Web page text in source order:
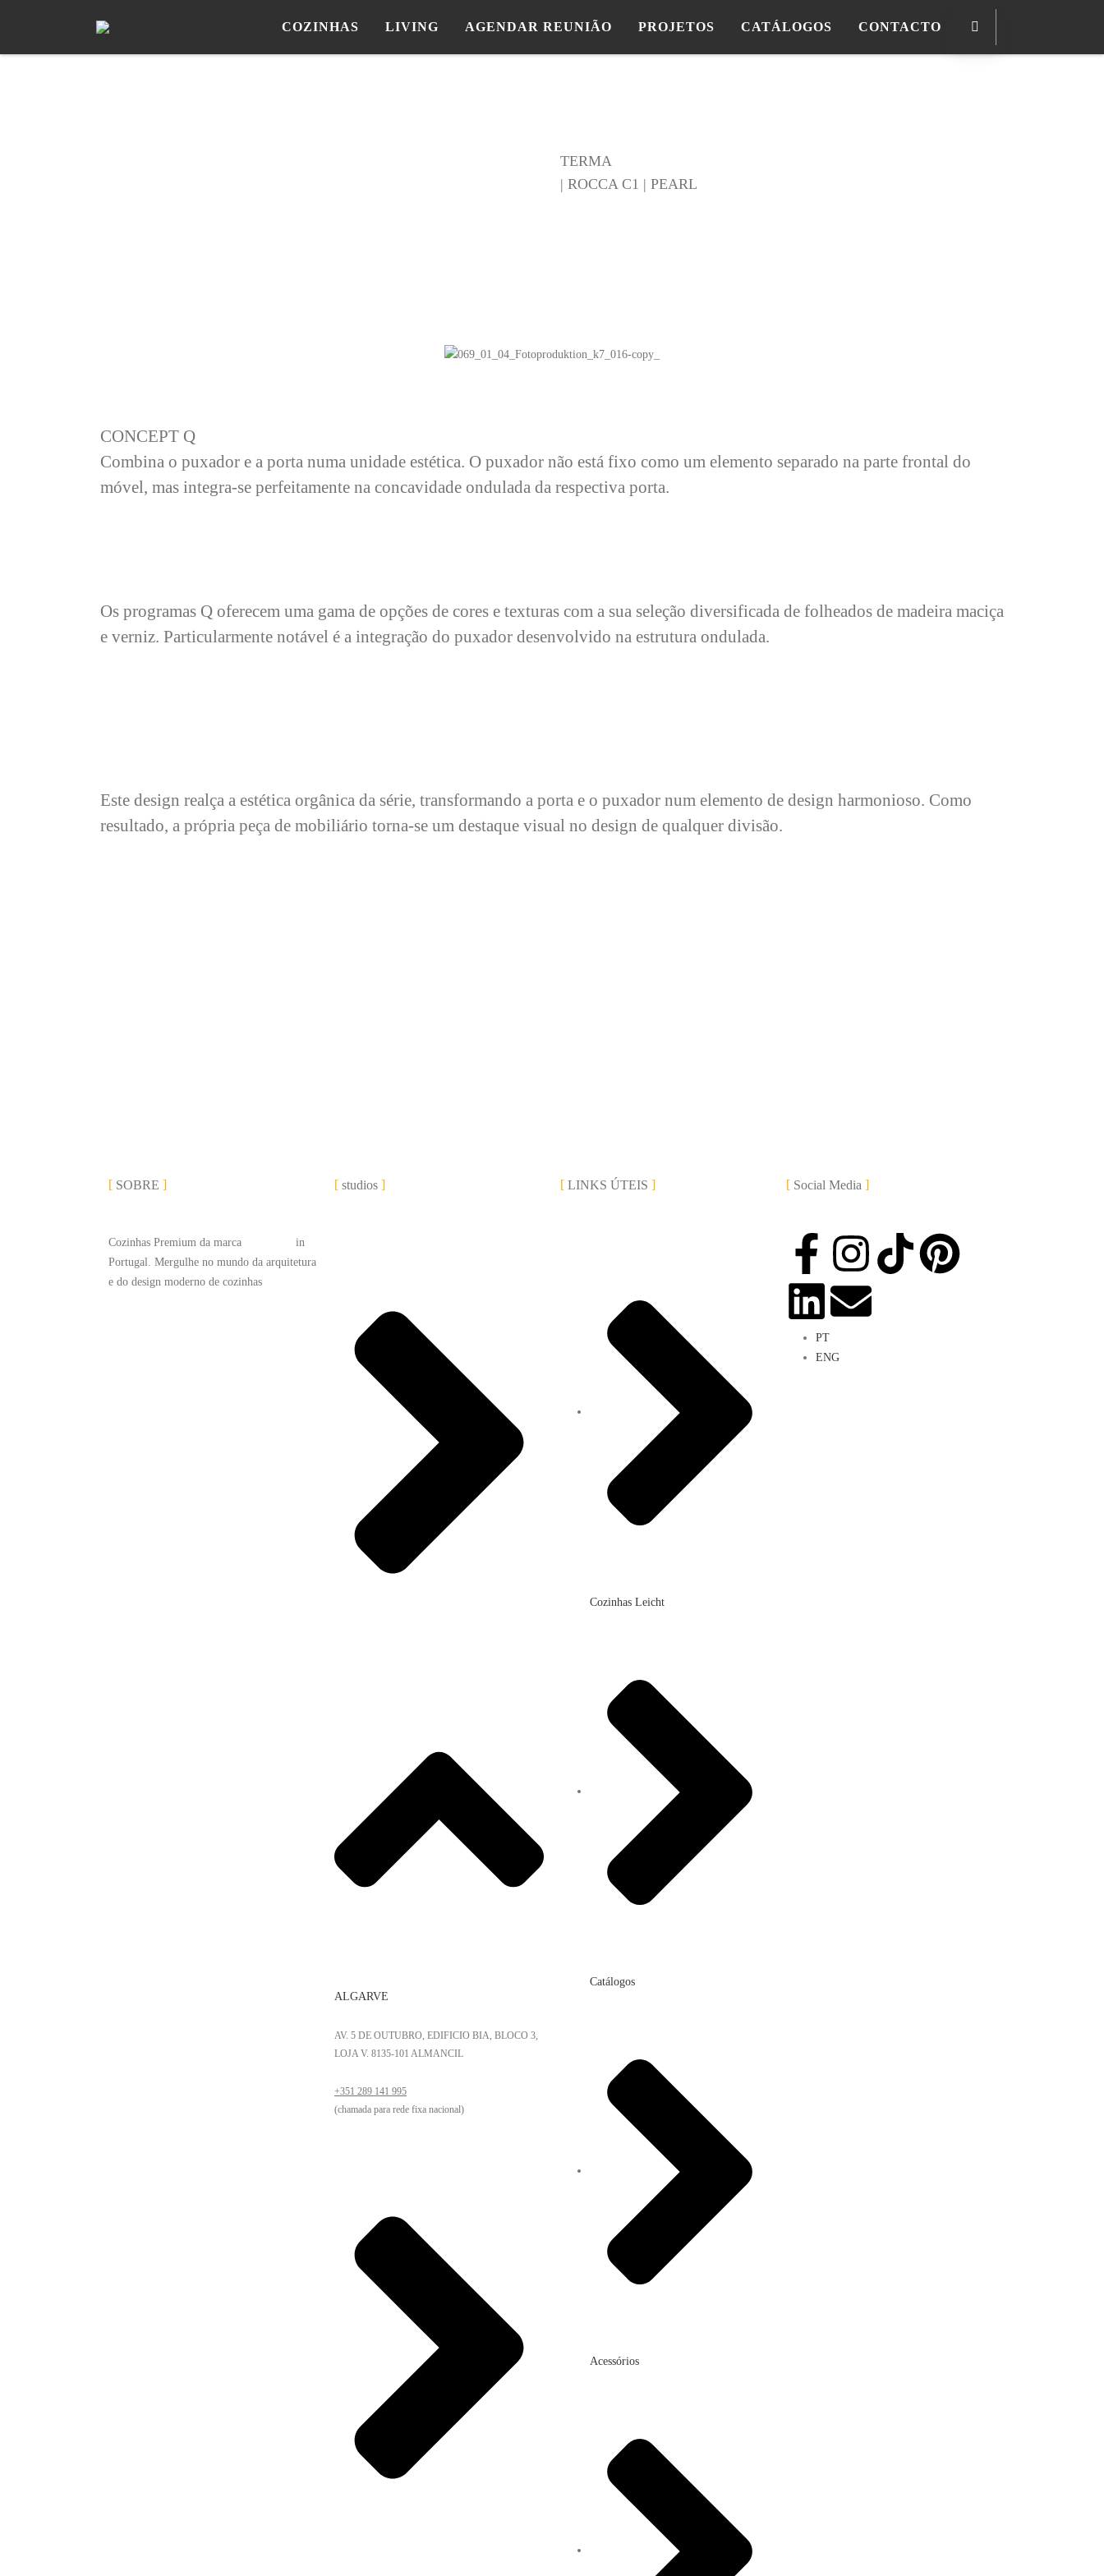
COZINHAS LIVING AGENDAR REUNIÃO PROJETOS CATÁLOGOS CONTACTO
TERMA
| ROCCA C1 | PEARL
CONCEPT Q
Combina o puxador e a porta numa unidade estética. O puxador não está fixo como um elemento separado na parte frontal do
móvel, mas integra-se perfeitamente na concavidade ondulada da respectiva porta.
Os programas Q oferecem uma gama de opções de cores e texturas com a sua seleção diversificada de folheados de madeira maciça
e verniz. Particularmente notável é a integração do puxador desenvolvido na estrutura ondulada.
Este design realça a estética orgânica da série, transformando a porta e o puxador num elemento de design harmonioso. Como
resultado, a própria peça de mobiliário torna-se um destaque visual no design de qualquer divisão.
SOBRE
Cozinhas Premium da marca
in
Portugal. Mergulhe no mundo da arquitetura
e do design moderno de cozinhas
studios
ALGARVE
AV. 5 DE OUTUBRO, EDIFICIO BIA, BLOCO 3,
LOJA V. 8135-101 ALMANCIL
+351 289 141 995
(chamada para rede fixa nacional)
LINKS ÚTEIS
Cozinhas Leicht
Catálogos
Acessórios
Social Media
PT
ENG